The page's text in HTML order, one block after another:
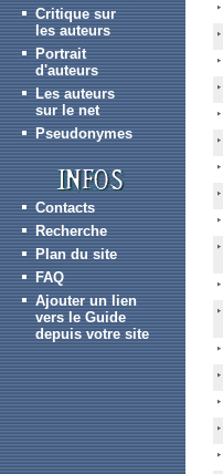
Critique sur
les auteurs
Portrait
d'auteurs
Les auteurs
sur le net
Pseudonymes
Contacts
Recherche
Plan du site
FAQ
Ajouter un lien
vers le Guide
depuis votre site